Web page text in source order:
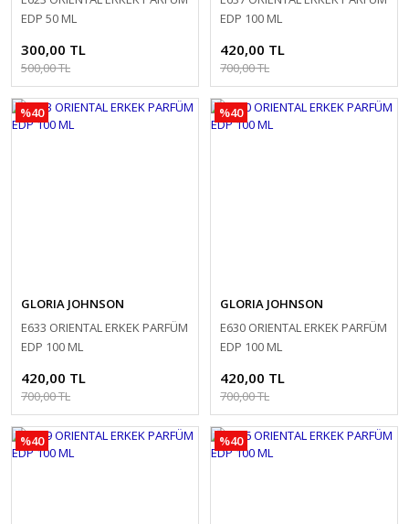
EDP 50 ML
300,00 TL
500,00 TL
EDP 100 ML
420,00 TL
700,00 TL
%40
GLORIA JOHNSON
E633 ORIENTAL ERKEK PARFÜM
EDP 100 ML
420,00 TL
700,00 TL
%40
GLORIA JOHNSON
E630 ORIENTAL ERKEK PARFÜM
EDP 100 ML
420,00 TL
700,00 TL
%40 %40